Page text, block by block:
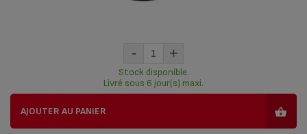
- +
Stock disponible.
Livré sous 6 jour(s) maxi.
AJOUTER AU PANIER